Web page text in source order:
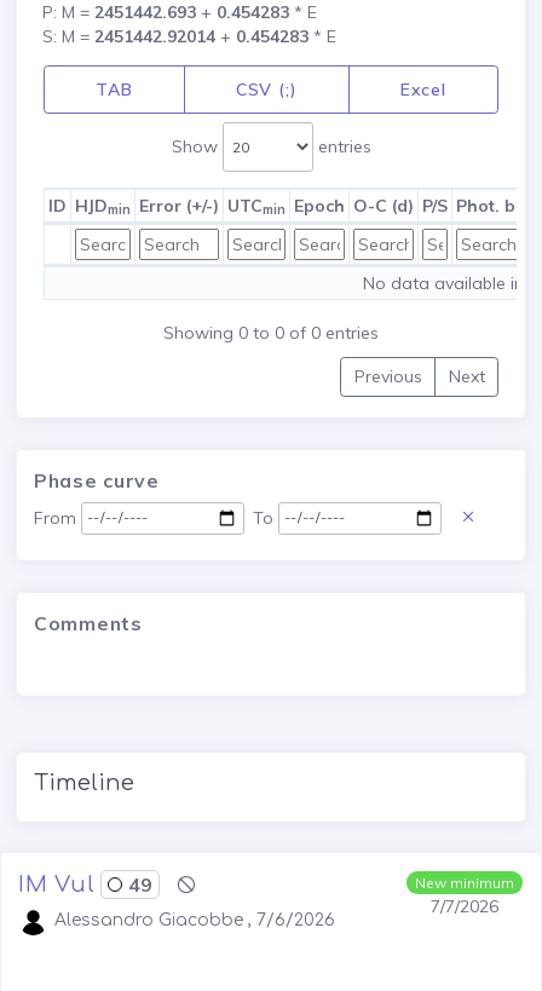
P: M = 2451442.693 + 0.454283 * E
S: M = 2451442.92014 + 0.454283 * E
TAB CSV (;) Excel
Show entries
ID HJDmin Error (+/-) UTCmin Epoch O-C (d) P/S Phot.
No data available in
Showing 0 to 0 of 0 entries
Previous
Next
Phase curve
From To
Comments
Timeline
New minimum
7/7/2026
IM Vul 49
Alessandro Giacobbe , 7/6/2026